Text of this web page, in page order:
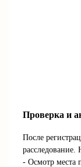
Проверка и
После
расследование.
- Осмотр места